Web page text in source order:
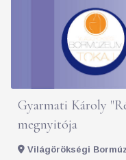
Gyarmati Károly
megnyitója
Világörökségi